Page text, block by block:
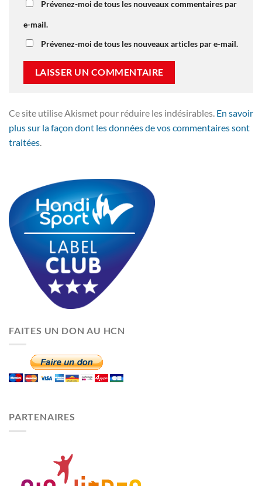
Prévenez-moi de tous les nouveaux commentaires par
e-mail.
Prévenez-moi de tous les nouveaux articles par e-mail.
Ce site utilise Akismet pour réduire les indésirables. En savoir
plus sur la façon dont les données de vos commentaires sont
traitées
FAITES UN DON AU HCN
PARTENAIRES